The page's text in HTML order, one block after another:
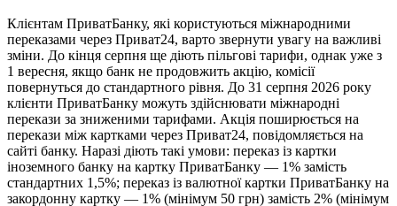
Клієнтам ПриватБанку, які користуються міжнародними
переказами через Приват24, варто звернути увагу на важливі
зміни. До кінця серпня ще діють пільгові тарифи, однак уже з
1 вересня, якщо банк не продовжить акцію, комісії
повернуться до стандартного рівня. До 31 серпня 2026 року
клієнти ПриватБанку можуть здійснювати міжнародні
перекази за зниженими тарифами. Акція поширюється на
перекази між картками через Приват24, повідомляється на
сайті банку. Наразі діють такі умови: переказ із картки
іноземного банку на картку ПриватБанку — 1% замість
стандартних 1,5%; переказ із валютної картки ПриватБанку на
закордонну картку — 1% (мінімум 50 грн) замість 2% (мінімум